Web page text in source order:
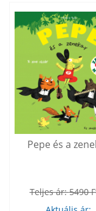
Pepe és a
Teljes ár:5490